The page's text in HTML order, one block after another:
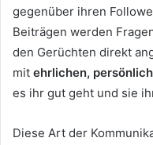
gegenüber ihren
Beiträgen werden
den Gerüchten direkt
mit ehrlichen,
es ihr gut geht und sie
Diese Art der